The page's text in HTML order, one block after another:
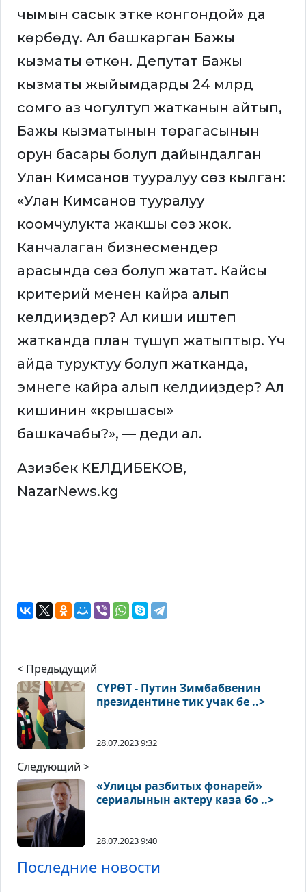
чымын сасык этке конгондой» да
көрбөдү. Ал башкарган Бажы
кызматы өткөн. Депутат Бажы
кызматы жыйымдарды 24 млрд
сомго аз чогултуп жатканын айтып,
Бажы кызматынын төрагасынын
орун басары болуп дайындалган
Улан Кимсанов тууралуу сөз кылган:
«Улан Кимсанов тууралуу
коомчулукта жакшы сөз жок.
Канчалаган бизнесмендер
арасында сөз болуп жатат. Кайсы
критерий менен кайра алып
келдиңиздер? Ал киши иштеп
жатканда план түшүп жатыптыр. Үч
айда туруктуу болуп жатканда,
эмнеге кайра алып келдиңиздер? Ал
кишинин «крышасы»
башкачабы?», — деди ал.
Азизбек КЕЛДИБЕКОВ,
NazarNews.kg
< Предыдущий
СҮРӨТ - Путин Зимбабвенин
президентине тик учак бе ..>
28.07.2023 9:32
Следующий >
«Улицы разбитых фонарей»
сериалынын актеру каза бо ..>
28.07.2023 9:40
Последние новости